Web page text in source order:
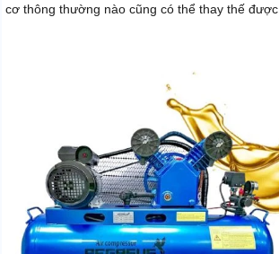
cơ thông thường nào cũng có thể thay thế được.